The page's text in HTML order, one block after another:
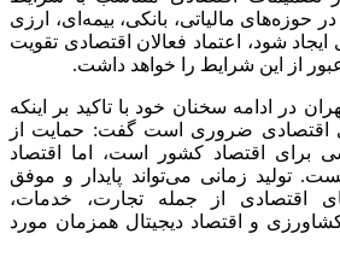
حوزه‌های مالیاتی، بانکی، بیمه‌ای، ارزی
شود، اعتماد فعالان اقتصادی تقویت
از این شرایط را خواهد داشت.
در ادامه سخنان خود با تاکید بر اینکه
اقتصادی ضروری است گفت: حمایت از
برای اقتصاد کشور است، اما اقتصاد
تولید زمانی می‌تواند پایدار و موفق
اقتصادی از جمله تجارت، خدمات،
و اقتصاد دیجیتال همزمان مورد